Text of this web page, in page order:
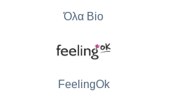
Όλα Bio
FeelingOk